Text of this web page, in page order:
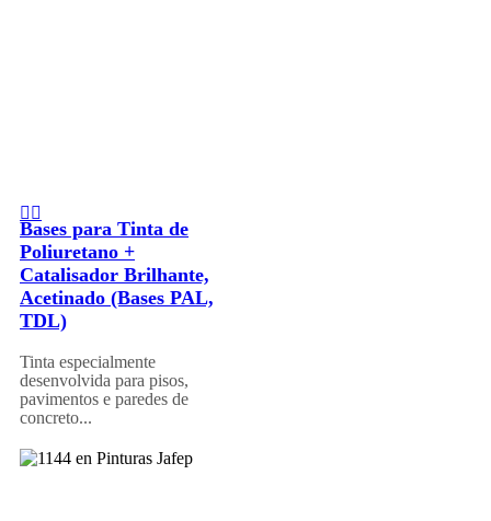
Bases para Tinta de
Poliuretano +
Catalisador Brilhante,
Acetinado (Bases PAL,
TDL)
Tinta especialmente
desenvolvida para pisos,
pavimentos e paredes de
concreto...